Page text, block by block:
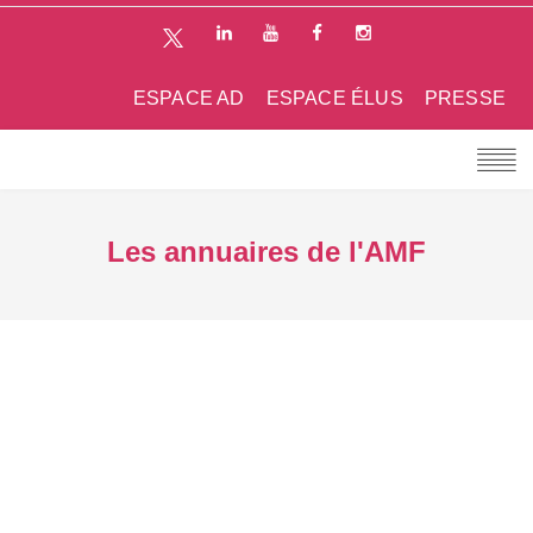
PRESSE
ESPACE ÉLUS
ESPACE AD
Les annuaires de l'AMF